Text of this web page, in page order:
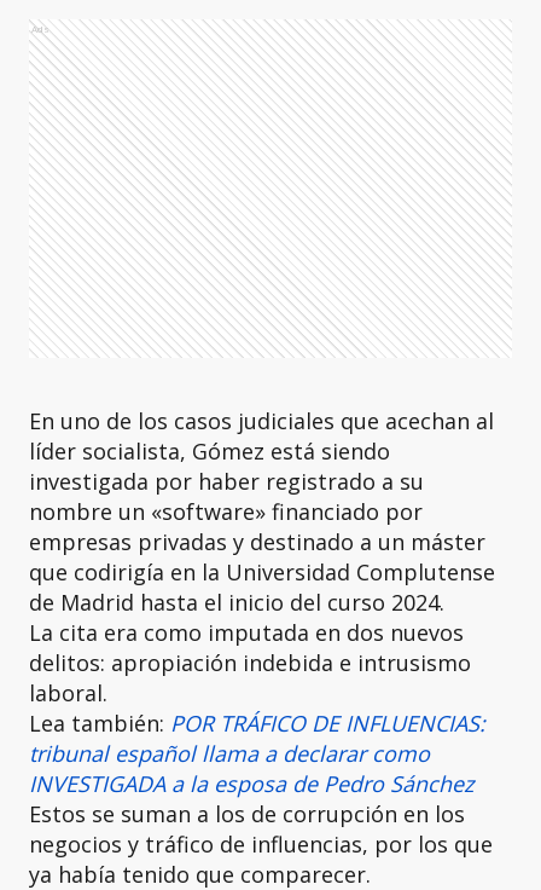
Ads
En uno de los casos judiciales que acechan al
líder socialista, Gómez está siendo
investigada por haber registrado a su
nombre un «software» financiado por
empresas privadas y destinado a un máster
que codirigía en la Universidad Complutense
de Madrid hasta el inicio del curso 2024.
La cita era como imputada en dos nuevos
delitos: apropiación indebida e intrusismo
laboral.
Lea también: POR TRÁFICO DE INFLUENCIAS:
tribunal español llama a declarar como
INVESTIGADA a la esposa de Pedro Sánchez
Estos se suman a los de corrupción en los
negocios y tráfico de influencias, por los que
ya había tenido que comparecer.